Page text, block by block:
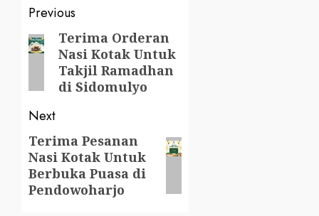
Post
navigation
Previous
Previous
post:
Terima Orderan
Nasi Kotak Untuk
Takjil Ramadhan
di Sidomulyo
Next
Next
post:
Terima Pesanan
Nasi Kotak Untuk
Berbuka Puasa di
Pendowoharjo